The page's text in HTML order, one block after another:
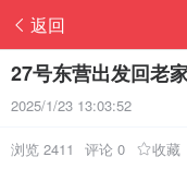
返回
27号东营出发回老
2025/1/23 13:03:52
浏览 2411 评论 0 收藏